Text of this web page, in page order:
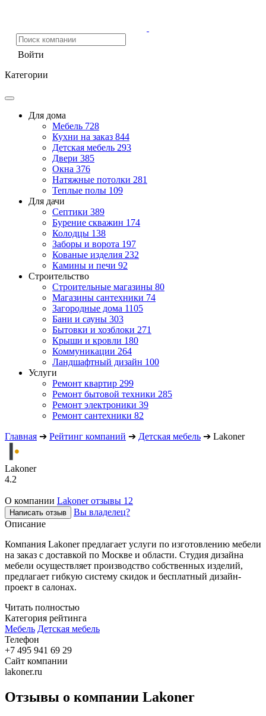
Войти
Категории
Для дома
Мебель 728
Кухни на заказ 844
Детская мебель 293
Двери 385
Окна 376
Натяжные потолки 281
Теплые полы 109
Для дачи
Септики 389
Бурение скважин 174
Колодцы 138
Заборы и ворота 197
Кованые изделия 232
Камины и печи 92
Строительство
Строительные магазины 80
Магазины сантехники 74
Загородные дома 1105
Бани и сауны 303
Бытовки и хозблоки 271
Крыши и кровли 180
Коммуникации 264
Ландшафтный дизайн 100
Услуги
Ремонт квартир 299
Ремонт бытовой техники 285
Ремонт электроники 39
Ремонт сантехники 82
Главная ➔ Рейтинг компаний ➔ Детская мебель ➔ Lakoner
Lakoner
4.2
О компании Lakoner отзывы 12
Написать отзыв
Вы владелец?
Описание
Компания Lakoner предлагает услуги по изготовлению мебели
на заказ с доставкой по Москве и области. Студия дизайна
мебели осуществляет производство собственных изделий,
предлагает гибкую систему скидок и бесплатный дизайн-
проект в салонах.
Читать полностью
Категория рейтинга
Мебель Детская мебель
Телефон
+7 495 941 69 29
Сайт компании
lakoner.ru
Отзывы о компании Lakoner